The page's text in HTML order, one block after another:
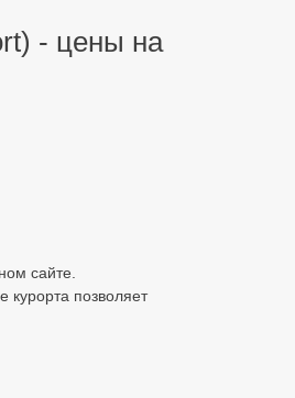
- цены на
сайте.
курорта позволяет